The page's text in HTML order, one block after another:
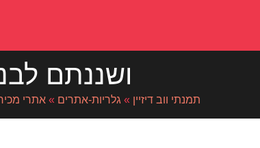
ושננתם
תמנתי ווב דיזיין » גלריות-אתרים »אתרי